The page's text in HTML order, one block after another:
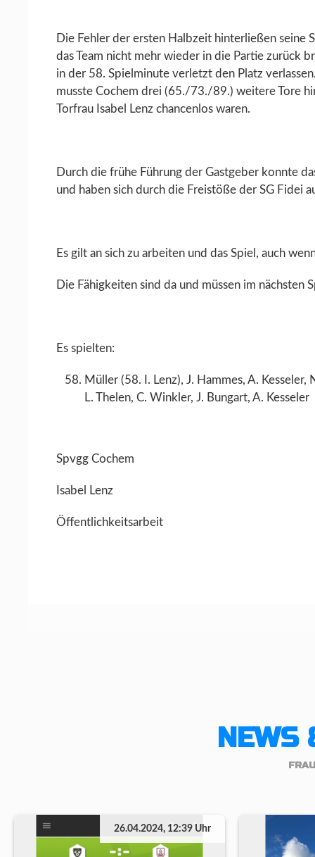
Die Fehler der ersten Halbzeit hinterließen
das Team nicht mehr wieder in die Partie zurück
in der 58. Spielminute verletzt den Platz
musste Cochem drei (65./73./89.) weitere Tore
Torfrau Isabel Lenz chancenlos waren.
Durch die frühe Führung der Gastgeber konnte
und haben sich durch die Freistöße der SG Fidei
Es gilt an sich zu arbeiten und das Spiel, auch
Die Fähigkeiten sind da und müssen im
Es spielten:
Müller (58. I. Lenz), J. Hammes, A.
L. Thelen, C. Winkler, J. Bungart, A. Kesseler
Spvgg Cochem
Isabel Lenz
Öffentlichkeitsarbeit
NEWS
26.04.2024, 12:39 Uhr